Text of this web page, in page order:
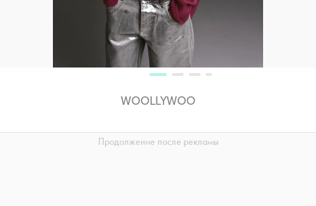
WOOLLYWOO